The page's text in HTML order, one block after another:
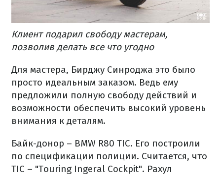
Клиент подарил свободу мастерам,
позволив делать все что угодно
Для мастера, Бирджу Синроджа это было
просто идеальным заказом. Ведь ему
предложили полную свободу действий и
возможности обеспечить высокий уровень
внимания к деталям.
Байк-донор – BMW R80 TIC. Его построили
по спецификации полиции. Считается, что
TIC – "Touring Ingeral Cockpit". Рахул